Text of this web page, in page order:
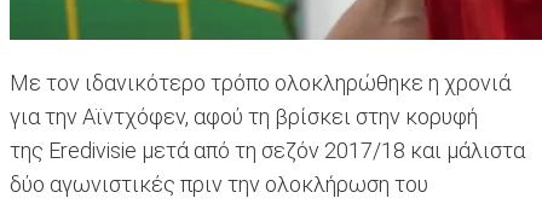
Με τον ιδανικότερο τρόπο ολοκληρώθηκε η χρονιά
για την Αϊντχόφεν, αφού τη βρίσκει στην κορυφή
της Eredivisie μετά από τη σεζόν 2017/18 και μάλιστα
δύο αγωνιστικές πριν την ολοκλήρωση του